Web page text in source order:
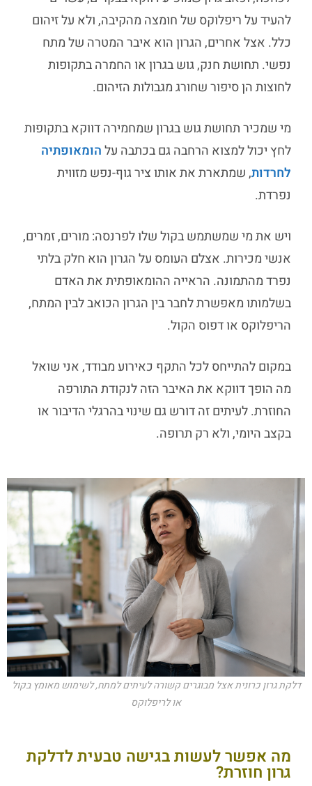
להעיד על ריפלוקס של חומצה מהקיבה, ולא על זיהום
כלל. אצל אחרים, הגרון הוא איבר המטרה של מתח
נפשי. תחושת חנק, גוש בגרון או החמרה בתקופות
לחוצות הן סיפור שחורג מגבולות הזיהום.
מי שמכיר תחושת גוש בגרון שמחמירה דווקא בתקופות
לחץ יכול למצוא הרחבה גם בכתבה עלהומאופתיה
לחרדות, שמתארת את אותו ציר גוף-נפש מזווית
נפרדת.
ויש את מי שמשתמש בקול שלו לפרנסה: מורים, זמרים,
אנשי מכירות. אצלם העומס על הגרון הוא חלק בלתי
נפרד מהתמונה. הראייה ההומאופתית את האדם
בשלמותו מאפשרת לחבר בין הגרון הכואב לבין המתח,
הריפלוקס או דפוס הקול.
במקום להתייחס לכל התקף כאירוע מבודד, אני שואל
מה הופך דווקא את האיבר הזה לנקודת התורפה
החוזרת. לעיתים זה דורש גם שינוי בהרגלי הדיבור או
בקצב היומי, ולא רק תרופה.
דלקת גרון כרונית אצל מבוגרים קשורה לעיתים למתח, לשימוש מאומץ בקול
או לריפלוקס
מה אפשר לעשות בגישה טבעית לדלקת
גרון חוזרת?